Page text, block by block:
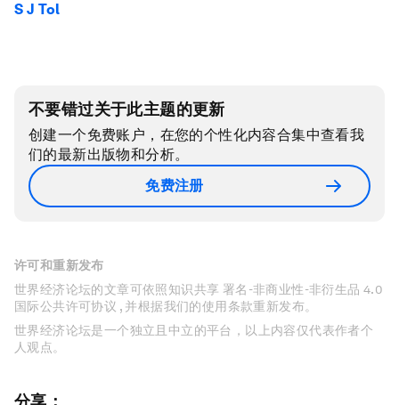
S J Tol
不要错过关于此主题的更新
创建一个免费账户，在您的个性化内容合集中查看我
们的最新出版物和分析。
免费注册
许可和重新发布
世界经济论坛的文章可依照知识共享 署名-非商业性-非衍生品 4.0
国际公共许可协议 , 并根据我们的使用条款重新发布。
世界经济论坛是一个独立且中立的平台，以上内容仅代表作者个
人观点。
分享：